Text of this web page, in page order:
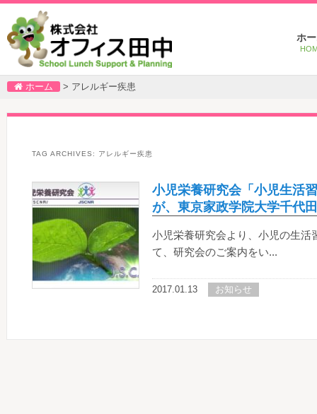
Main
menuSkip
to
Skip
to
ホ
ホーム > アレルギー疾患
TAG ARCHIVES: アレルギー疾患
小児栄養研究会「小児生活
が、東京家政学院大学千代
小児栄養研究会より、小児の生活
て、研究会のご案内をい...
2017.01.13 お知らせ